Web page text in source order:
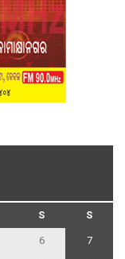
S S
6 7